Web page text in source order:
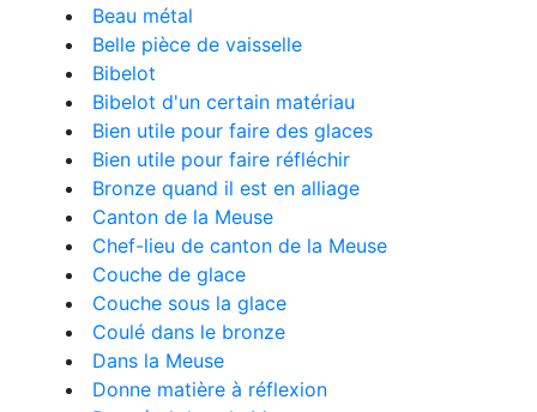
Beau métal
Belle pièce de vaisselle
Bibelot
Bibelot d'un certain matériau
Bien utile pour faire des glaces
Bien utile pour faire réfléchir
Bronze quand il est en alliage
Canton de la Meuse
Chef-lieu de canton de la Meuse
Couche de glace
Couche sous la glace
Coulé dans le bronze
Dans la Meuse
Donne matière à réflexion